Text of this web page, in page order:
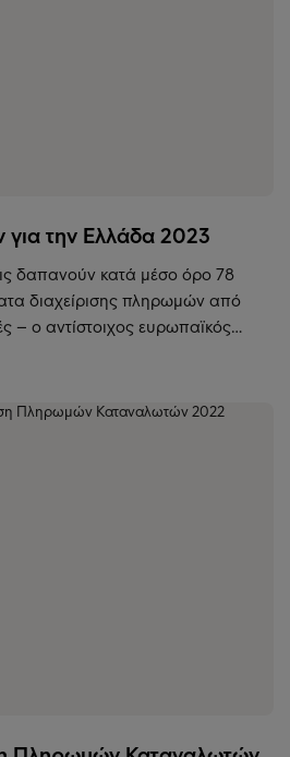
την Ελλάδα 2023
δαπανούν κατά μέσο όρο 78
διαχείρισης πληρωμών από
– ο αντίστοιχος ευρωπαϊκός…